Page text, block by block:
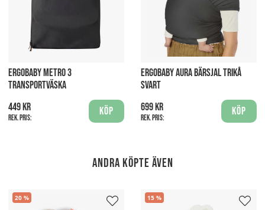
ERGOBABY METRO 3
TRANSPORTVÄSKA
449 kr
Rek. pris:
Köp
ERGOBABY AURA BÄRSJAL TRIKÅ
SVART
699 kr
Rek. pris:
Köp
Andra köpte även
20 15